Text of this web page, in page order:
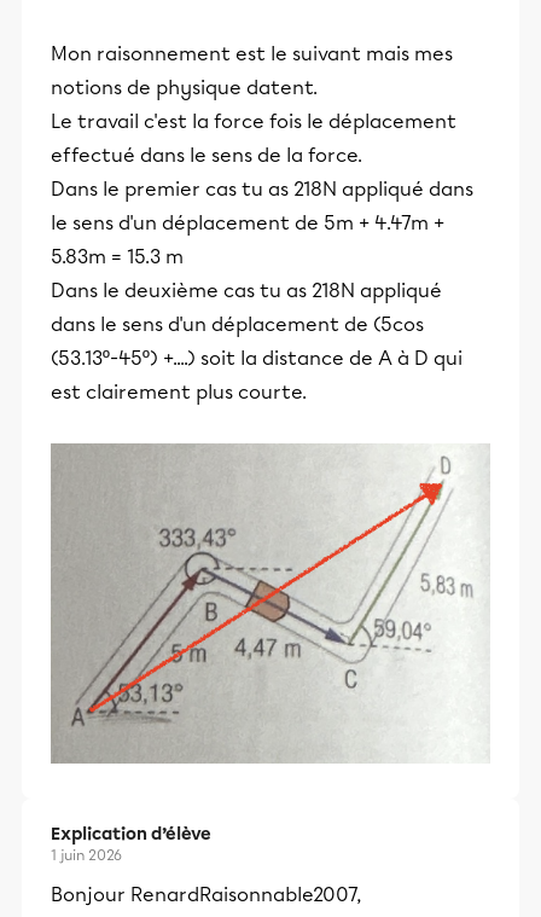
Mon raisonnement est le suivant mais mes
notions de physique datent.
Le travail c'est la force fois le déplacement
effectué dans le sens de la force.
Dans le premier cas tu as 218N appliqué dans
le sens d'un déplacement de 5m + 4.47m +
5.83m = 15.3 m
Dans le deuxième cas tu as 218N appliqué
dans le sens d'un déplacement de (5cos
(53.13º-45º) +....) soit la distance de A à D qui
est clairement plus courte.
Explication d’élève
1 juin 2026
Bonjour RenardRaisonnable2007,